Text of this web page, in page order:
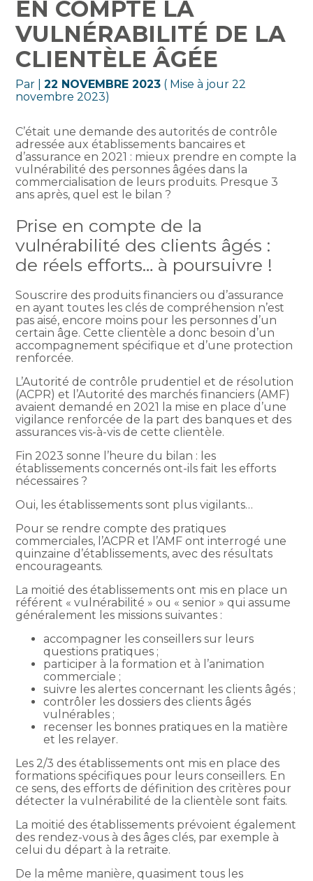
EN COMPTE LA
VULNÉRABILITÉ DE LA
CLIENTÈLE ÂGÉE
Par |22 NOVEMBRE 2023 ( Mise à jour 22
novembre 2023)
C’était une demande des autorités de contrôle
adressée aux établissements bancaires et
d’assurance en 2021 : mieux prendre en compte la
vulnérabilité des personnes âgées dans la
commercialisation de leurs produits. Presque 3
ans après, quel est le bilan ?
Prise en compte de la
vulnérabilité des clients âgés :
de réels efforts… à poursuivre !
Souscrire des produits financiers ou d’assurance
en ayant toutes les clés de compréhension n’est
pas aisé, encore moins pour les personnes d’un
certain âge. Cette clientèle a donc besoin d’un
accompagnement spécifique et d’une protection
renforcée.
L’Autorité de contrôle prudentiel et de résolution
(ACPR) et l’Autorité des marchés financiers (AMF)
avaient demandé en 2021 la mise en place d’une
vigilance renforcée de la part des banques et des
assurances vis-à-vis de cette clientèle.
Fin 2023 sonne l’heure du bilan : les
établissements concernés ont-ils fait les efforts
nécessaires ?
Oui, les établissements sont plus vigilants…
Pour se rendre compte des pratiques
commerciales, l’ACPR et l’AMF ont interrogé une
quinzaine d’établissements, avec des résultats
encourageants.
La moitié des établissements ont mis en place un
référent « vulnérabilité » ou « senior » qui assume
généralement les missions suivantes :
accompagner les conseillers sur leurs
questions pratiques ;
participer à la formation et à l’animation
commerciale ;
suivre les alertes concernant les clients âgés ;
contrôler les dossiers des clients âgés
vulnérables ;
recenser les bonnes pratiques en la matière
et les relayer.
Les 2/3 des établissements ont mis en place des
formations spécifiques pour leurs conseillers. En
ce sens, des efforts de définition des critères pour
détecter la vulnérabilité de la clientèle sont faits.
La moitié des établissements prévoient également
des rendez-vous à des âges clés, par exemple à
celui du départ à la retraite.
De la même manière, quasiment tous les